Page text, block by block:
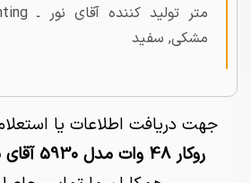
مشکی, سفید
جهت دریافت اطلاعات یا
روکار 48 وات مدل 5930 آقای نور